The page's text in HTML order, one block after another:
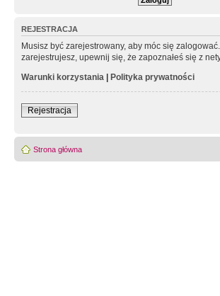
REJESTRACJA
Musisz być zarejestrowany, aby móc się
zarejestrujesz, upewnij się, że zapoznałeś się z
Warunki korzystania | Polityka prywatności
Rejestracja
Strona główna